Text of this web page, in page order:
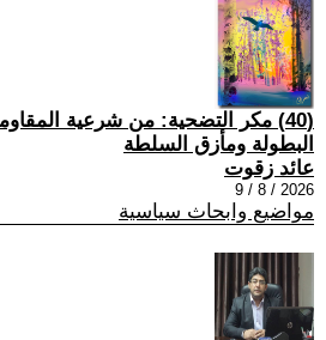
(40) مكر التضحية: من شرعية
البطولة ومأزق السلطة
عائد زقوت
2026 / 8 / 9
مواضيع وابحاث سياسية